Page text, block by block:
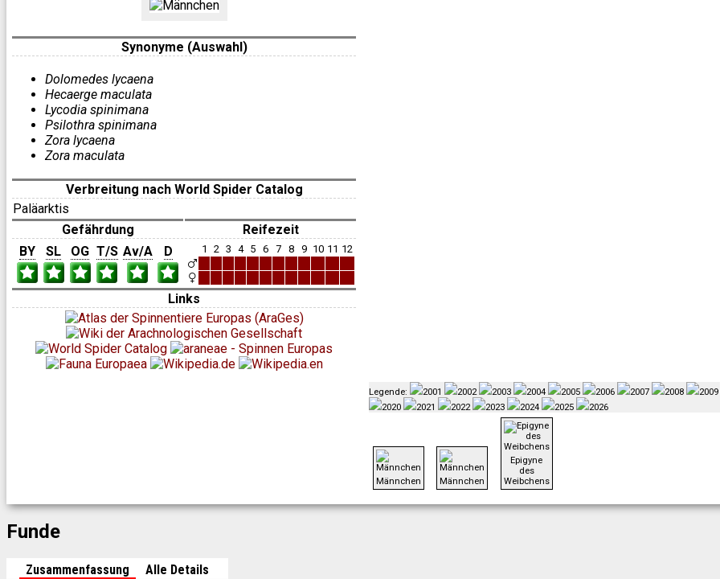
Synonyme (Auswahl)
Dolomedes lycaena
Hecaerge maculata
Lycodia spinimana
Psilothra spinimana
Zora lycaena
Zora maculata
Verbreitung nach World Spider Catalog
Paläarktis
Gefährdung
Reifezeit
BY
SL OG T/S Av/A D 1 2 3 4 5 6 7 8 9 10 11 12
Links
Legende: 2001 2002 2003 2004 2005 2006 2007 2008 2009
2020
2021 2022 2023 2024 2025 2026
Männchen Männchen
Epigyne
des
Weibchens
Funde
Zusammenfassung Alle Details